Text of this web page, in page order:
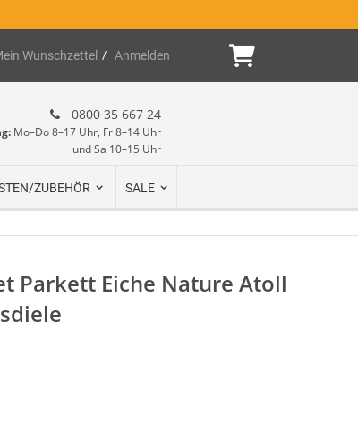
Mein
Wunschzettel Anmelden
0800 35 667 24
Mo–Do 8–17 Uhr, Fr 8–14 Uhr
und Sa 10–15 Uhr
ZUBEHÖR SALE
Parkett Eiche Nature Atoll